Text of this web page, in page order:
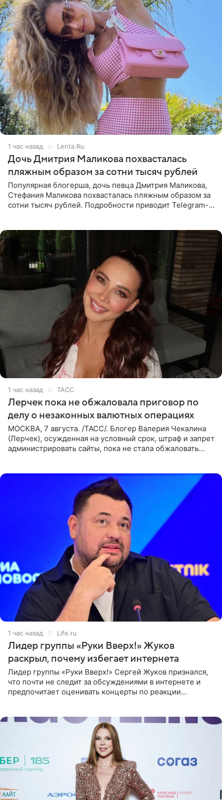
1 час назад Lenta.Ru
Дочь Дмитрия Маликова похвасталась
пляжным образом за сотни тысяч рублей
Популярная блогерша, дочь певца Дмитрия Маликова,
Стефания Маликова похвасталась пляжным образом за
сотни тысяч рублей. Подробности приводит Telegram-
1 час назад ТАСС
Лерчек пока не обжаловала приговор по
делу о незаконных валютных операциях
МОСКВА, 7 августа. /ТАСС/. Блогер Валерия Чекалина
(Лерчек), осужденная на условный срок, штраф и запрет
администрировать сайты, пока не стала обжаловать
1 час назад Life.ru
Лидер группы «Руки Вверх!» Жуков
раскрыл, почему избегает интернета
Лидер группы «Руки Вверх!» Сергей Жуков признался,
что почти не следит за обсуждениями в интернете и
предпочитает оценивать концерты по реакции